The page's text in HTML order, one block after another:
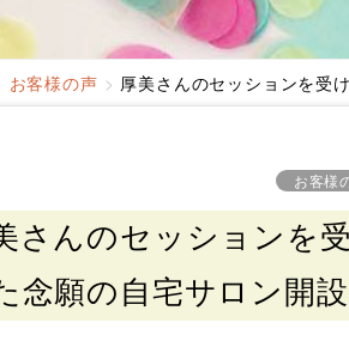
お客様の声 厚美さんのセッションを受
お客様
念願の自宅サロン開